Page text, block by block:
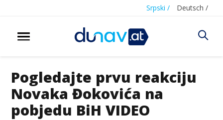
Srpski / Deutsch /
Pogledajte prvu reakciju
Novaka Đokovića na
pobjedu BiH VIDEO